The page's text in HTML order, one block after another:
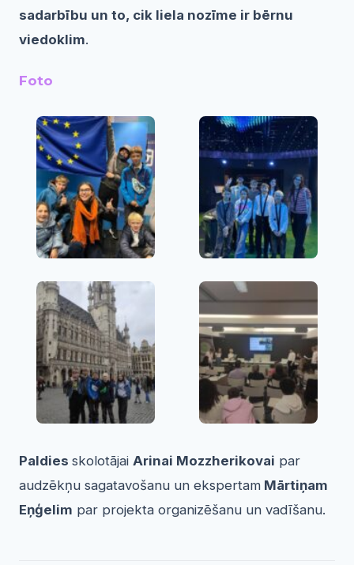
sadarbību un to, cik liela nozīme ir bērnu
viedoklim.
Foto
Paldies skolotājai Arinai Mozzherikovai par
audzēkņu sagatavošanu un ekspertam Mārtiņam
Eņģelim par projekta organizēšanu un vadīšanu.